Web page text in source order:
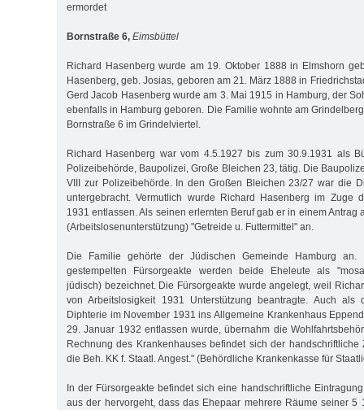
ermordet
Bornstraße 6, Eimsbüttel
Richard Hasenberg wurde am 19. Oktober 1888 in Elmshorn
Hasenberg, geb. Josias, geboren am 21. März 1888 in
Gerd Jacob Hasenberg wurde am 3. Mai 1915 in Hamburg, der
ebenfalls in Hamburg geboren. Die Familie wohnte am
Bornstraße 6 im Grindelviertel.
Richard Hasenberg war vom 4.5.1927 bis zum 30.9.1931 als
Polizeibehörde, Baupolizei, Große Bleichen 23, tätig. Die
VIII zur Polizeibehörde. In den Großen Bleichen 23/27 war die
untergebracht. Vermutlich wurde Richard Hasenberg im Zuge
1931 entlassen. Als seinen erlernten Beruf gab er in einem Antrag
(Arbeitslosenunterstützung) "Getreide u. Futtermittel" an.
Die Familie gehörte der Jüdischen Gemeinde Hamburg
gestempelten Fürsorgeakte werden beide Eheleute als
jüdisch) bezeichnet. Die Fürsorgeakte wurde angelegt, weil
von Arbeitslosigkeit 1931 Unterstützung beantragte. Auch
Diphterie im November 1931 ins Allgemeine Krankenhaus
29. Januar 1932 entlassen wurde, übernahm die
Rechnung des Krankenhauses befindet sich der handschriftliche
die Beh. KK f. Staatl. Angest." (Behördliche Krankenkasse für
In der Fürsorgeakte befindet sich eine handschriftliche
aus der hervorgeht, dass das Ehepaar mehrere Räume seiner 5